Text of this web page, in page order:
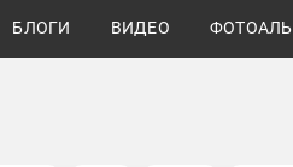
БЛОГИ ВИДЕО